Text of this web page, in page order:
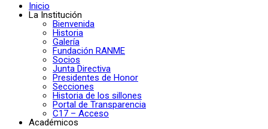
Inicio
La Institución
Bienvenida
Historia
Galería
Fundación RANME
Socios
Junta Directiva
Presidentes de Honor
Secciones
Historia de los sillones
Portal de Transparencia
C17 – Acceso
Académicos